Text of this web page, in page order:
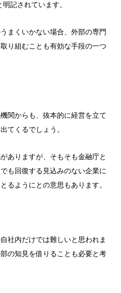
記されています。
まくいかない場合、外部の専門
り組むことも有効な手段の一つ
関からも、抜本的に経営を立て
てくるでしょう。
ありますが、そもそも金融庁と
も回復する見込みのない企業に
るようにとの意思もあります。
社内だけでは難しいと思われま
の知見を借りることも必要と考